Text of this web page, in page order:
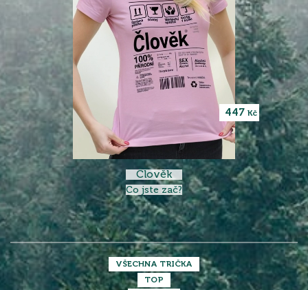
447 Kč
Člověk
Co jste zač?
VŠECHNA TRIČKA
TOP